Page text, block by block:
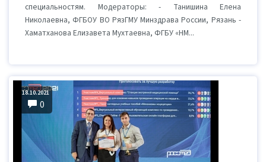
специальностям. Модераторы: - Танишина Елена
Николаевна, ФГБОУ ВО РязГМУ Минздрава России, Рязань -
Хаматханова Елизавета Мухтаевна, ФГБУ «НМ...
18.10.2021
0